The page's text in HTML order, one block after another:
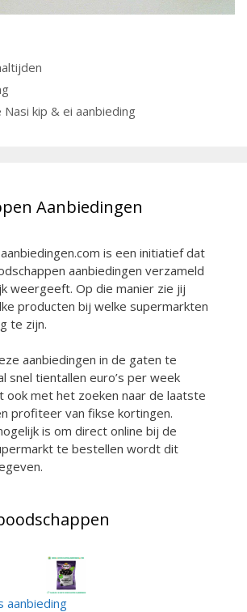
Nasi kip & ei aanbieding
Aanbiedingen
is een initiatief dat
aanbiedingen verzameld
weergeeft. Op die manier zie jij
producten bij welke supermarkten
te zijn.
aanbiedingen in de gaten te
snel tientallen euro’s per week
ook met het zoeken naar de laatste
profiteer van fikse kortingen.
is om direct online bij de
te bestellen wordt dit
aanbieding